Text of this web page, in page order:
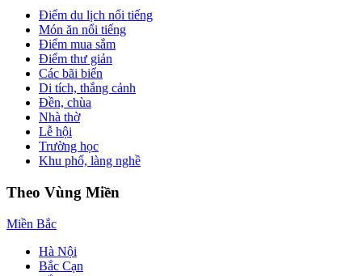
Điểm du lịch nổi tiếng
Món ăn nổi tiếng
Điểm mua sắm
Điểm thư giản
Các bãi biển
Di tích, thắng cảnh
Đền, chùa
Nhà thờ
Lễ hội
Trường học
Khu phố, làng nghề
Theo Vùng Miền
Miền Bắc
Hà Nội
Bắc Cạn